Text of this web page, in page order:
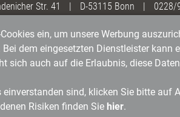
Str. 41 | D-53115 Bonn | 0228/
ein, um unsere Werbung
dem eingesetzten Dienstleister
sich auch auf die Erlaubnis, diese
sind, klicken Sie bitte auf
Risiken finden Sie hier.